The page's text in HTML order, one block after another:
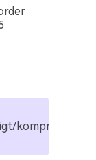
komprimiert